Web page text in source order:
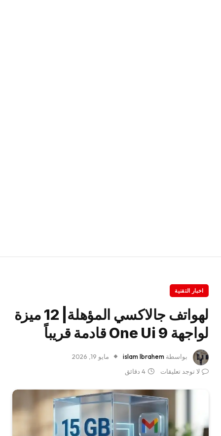
اخبار التقنية
لهواتف جالاكسي المؤهلة| 12 ميزة
لواجهة One Ui 9 قادمة قريباً
بواسطة islam Ibrahem
مايو 19, 2026
لا توجد تعليقات
4 دقائق